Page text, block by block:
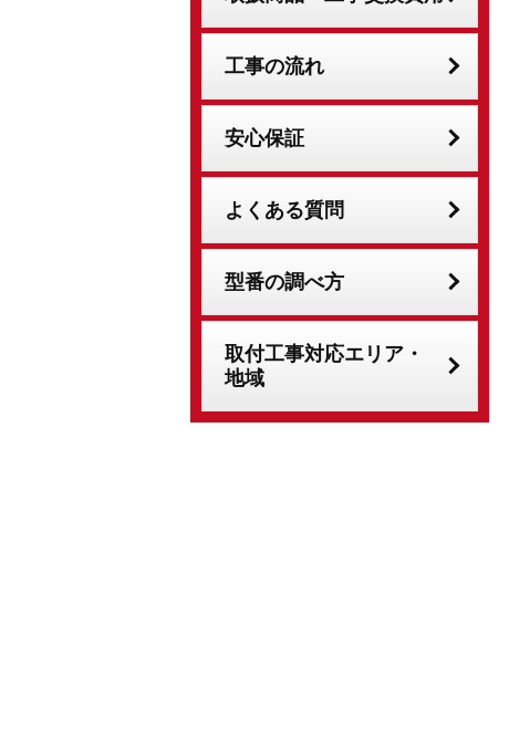
工事の流れ
安心保証
よくある質問
型番の調べ方
取付工事対応エリア・
地域